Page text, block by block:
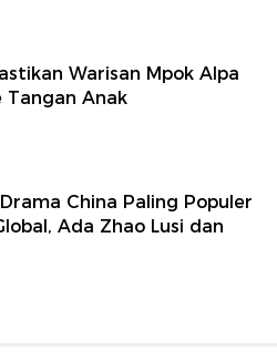
Warisan Mpok Alpa
Tangan Anak
China Paling Populer
Ada Zhao Lusi dan